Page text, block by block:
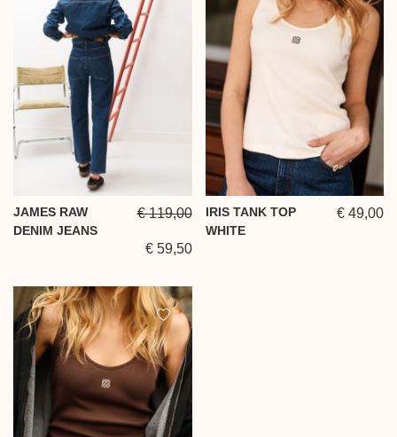
JAMES RAW
DENIM JEANS
€ 119,00
€ 59,50
IRIS TANK TOP
WHITE
€ 49,00